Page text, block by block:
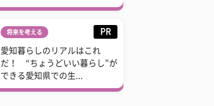
将来を考える PR
愛知暮らしのリアルはこれ
だ！ “ちょうどいい暮らし”が
できる愛知県での生...